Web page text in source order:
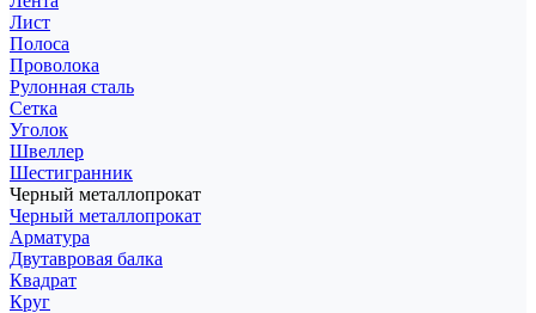
Лист
Полоса
Проволока
Рулонная сталь
Сетка
Уголок
Швеллер
Шестигранник
Черный металлопрокат
Черный металлопрокат
Арматура
Двутавровая балка
Квадрат
Круг